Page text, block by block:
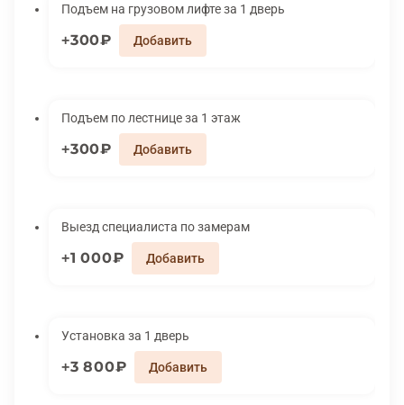
Подъем на грузовом лифте за 1 дверь
300₽
Подъем по лестнице за 1 этаж
300₽
Выезд специалиста по замерам
1 000₽
Установка за 1 дверь
3 800₽